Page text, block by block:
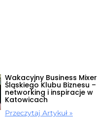
Wakacyjny Business Mixer
Śląskiego Klubu Biznesu –
networking i inspiracje w
Katowicach
Przeczytaj Artykuł »